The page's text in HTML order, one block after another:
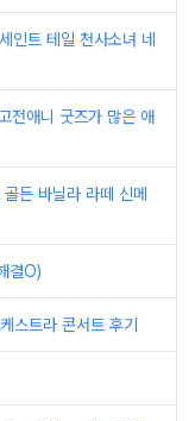
인트 테일 천사소녀 네
전애니 굿즈가 많은 애
든 바닐라 라떼 신메
결O)
스트라 콘서트 후기